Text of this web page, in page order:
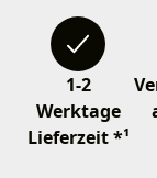
1-2
Werktage
Lieferzeit *¹